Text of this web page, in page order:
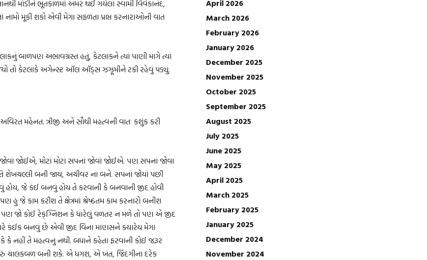
માંડીને ભૂતકાળમાં અમર થઈ ગયેલા સ્વામી વિવેકાનંદ,
મૂકી શકો એવી મેગા સફળતા પ્રાપ્ત કરનારાઓની વાત
બાળપણ અભાવગ્રસ્ત હતું, કેટલાકને ત્યાં પાણી માગે ત્યાં
તો કેટલાકે અગેન્સ્ટ ઑલ ઑડ્‌સ ઝઝૂમીને ટકી રહેવું પડ્યું.
મહેનત. ત્રીજી અને સૌથી મહત્વની વાતઃ કશુંક કરી
જોઈએ, મોટાં મોટાં સપનાં જોવાં જોઈએ. પણ સપનાં જોવા
શેખચલ્લી બની જાય, અચીવર ના બને. સપનાં જોયાં પછી
જે કંઈ બનવું હોય તે કરવાની કે બનવાની જીદ હોવી
કામ કરીશ તે ક્ષેત્રમાં શ્રેષ્ઠતમ કામ કરનારો બનીશ
પણ જો કોઈ રેક્‌ગ્નિશન કે ધારેલું વળતર ન મળે તો પણ એ જીદ
કંઈક બનવું છે એવી જીદ વિના માણસને ક્યારેય મેગા
તે મહત્વનું નથી. બધાને કહેતા ફરવાની કોઈ જરૂર
ચાલકબળ બની શકે. એ ધગશ, એ ખંત, જિંદગીના દરેક
April 2026
March 2026
February 2026
January 2026
December 2025
November 2025
October 2025
September 2025
August 2025
July 2025
June 2025
May 2025
April 2025
March 2025
February 2025
January 2025
December 2024
November 2024